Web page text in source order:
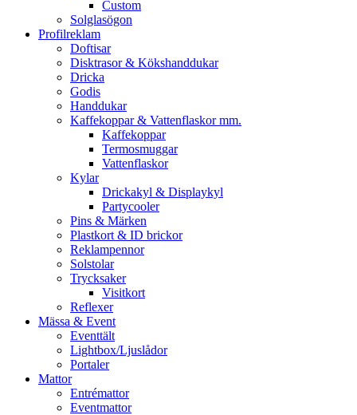
Custom
Solglasögon
Profilreklam
Doftisar
Disktrasor & Kökshanddukar
Dricka
Godis
Handdukar
Kaffekoppar & Vattenflaskor mm.
Kaffekoppar
Termosmuggar
Vattenflaskor
Kylar
Drickakyl & Displaykyl
Partycooler
Pins & Märken
Plastkort & ID brickor
Reklampennor
Solstolar
Trycksaker
Visitkort
Reflexer
Mässa & Event
Eventtält
Lightbox/Ljuslådor
Portaler
Mattor
Entrémattor
Eventmattor